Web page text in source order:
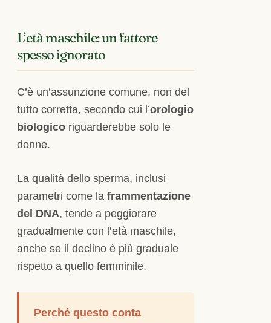
L’età maschile: un fattore
spesso ignorato
C’è un’assunzione comune, non del
tutto corretta, secondo cui l’orologio
biologico riguarderebbe solo le
donne.
La qualità dello sperma, inclusi
parametri come la frammentazione
del DNA, tende a peggiorare
gradualmente con l’età maschile,
anche se il declino è più graduale
rispetto a quello femminile.
Perché questo conta